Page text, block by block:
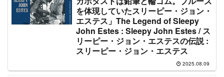
を体現していたスリーピー・ジョン・
エステス」The Legend of Sleepy
John Estes : Sleepy John Estes / ス
リーピー・ジョン・エステスの伝説 :
スリーピー・ジョン・エステス
2025.08.09